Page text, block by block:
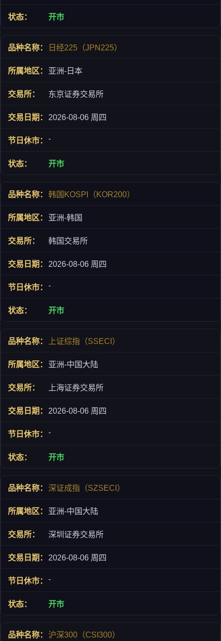
开市
日经225（JPN225）
亚洲-日本
东京证券交易所
2026-08-06 周四
-
开市
韩国KOSPI（KOR200）
亚洲-韩国
韩国交易所
2026-08-06 周四
-
开市
上证综指（SSECI）
亚洲-中国大陆
上海证券交易所
2026-08-06 周四
-
开市
深证成指（SZSECI）
亚洲-中国大陆
深圳证券交易所
2026-08-06 周四
-
开市
沪深300（CSI300）